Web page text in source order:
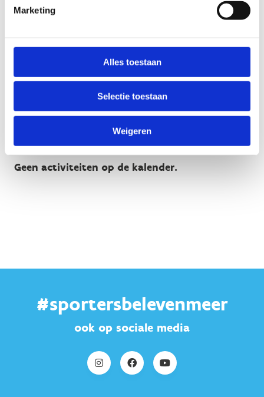
Marketing
Alles toestaan
Selectie toestaan
Weigeren
Geen activiteiten op de kalender.
#sportersbelevenmeer
ook op sociale media